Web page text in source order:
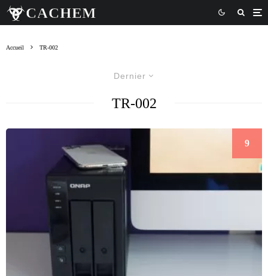
Accueil TR-002
Dernier
TR-002
9